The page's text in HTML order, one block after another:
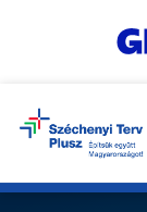
Tervezte és
Ahogy a legtöbb
nagyobb
A böngészés